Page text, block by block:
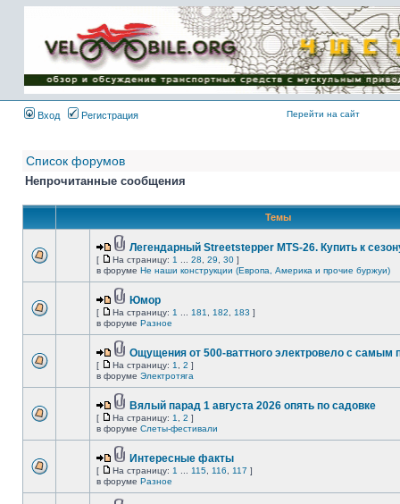
Имя пользователя:
Пароль:
{ LOG_ME_IN_SHORT
}
Вход
Регистрация Перейти на сайт
Список форумов
Непрочитанные сообщения
Темы
Легендарный Streetstepper MTS-26. Купить к
[ На страницу: 1 28 29 30 ]
в форуме Не наши конструкции (Европа, Америка и прочие буржуи)
Юмор
[ На страницу: 1 181 182 183 ]
в форуме Разное
Ощущения от 500-ваттного электровело с самым
[ На страницу: 1 2 ]
в форуме Электротяга
Вялый парад 1 августа 2026 опять по садовке
[ На страницу: 1 2 ]
в форуме Слеты-фестивали
Интересные факты
[ На страницу: 1 115 116 117 ]
в форуме Разное